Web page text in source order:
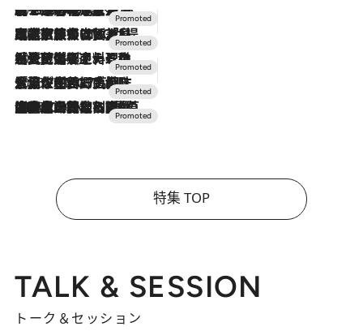
2026.8.7
【トンボの足水浴】ヒノキの香りに包まれて涼感マックス！約13℃の湧水かけ流しを避暑地「星野温泉 トンボの湯」で体験
2026.7.31
【ホテル帰省】という選択肢をOMOが提案。家族とほどよい距離を保つには「昼は実家、夜は気兼ねなくホテルで！」
2026.7.24
【夏限定ディナーコース】旬を迎える稚鮎や花ズッキーニなどをイタリア・トスカーナの郷土料理の手法で満喫！
2026.7.17
「土佐和ハーブかき氷」がOMO7高知に登場！生姜、山椒、大葉など目にも舌にも涼を呼ぶ郷土の味
2026.7.10
NEW OPEN！【界 草津】名湯の地に誕生。趣の異なる2種の温泉と上州ならではの会席・蕎麦割烹など美食を味わう究極の癒やし旅
特集 TOP
TALK & SESSION
トーク＆セッション